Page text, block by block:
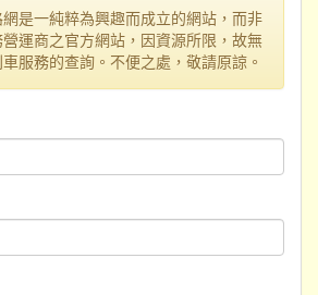
是一純粹為興趣而成立的網站，而非
運商之官方網站，因資源所限，故無
服務的查詢。不便之處，敬請原諒。